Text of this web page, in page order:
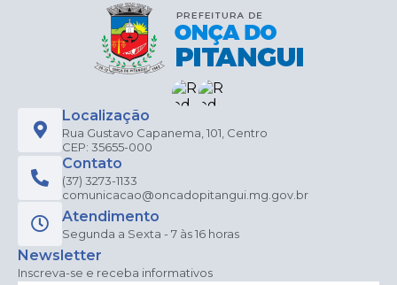
Localização
Rua Gustavo Capanema, 101, Centro
CEP: 35655-000
Contato
(37) 3273-1133
comunicacao@oncadopitangui.mg.gov.br
Atendimento
Segunda a Sexta - 7 às 16 horas
Newsletter
Inscreva-se e receba informativos